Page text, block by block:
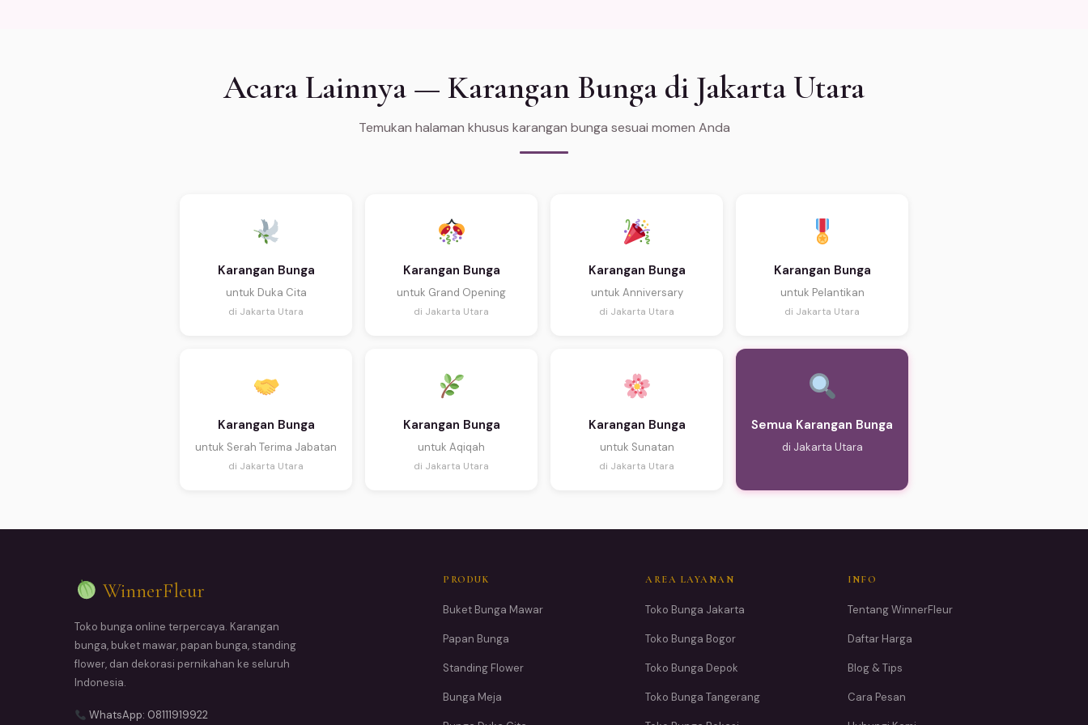
Acara Lainnya — Karangan Bunga di Jakarta Utara
Temukan halaman khusus karangan bunga sesuai momen Anda
Karangan Bunga
untuk Duka Cita
di Jakarta Utara
Karangan Bunga
untuk Grand Opening
di Jakarta Utara
Karangan Bunga
untuk Anniversary
di Jakarta Utara
Karangan Bunga
untuk Pelantikan
di Jakarta Utara
Karangan Bunga
untuk Serah Terima Jabatan
di Jakarta Utara
Karangan Bunga
untuk Aqiqah
di Jakarta Utara
Karangan Bunga
untuk Sunatan
di Jakarta Utara
Semua Karangan Bunga
di Jakarta Utara
WinnerFleur
Toko bunga online terpercaya. Karangan
bunga, buket mawar, papan bunga, standing
flower, dan dekorasi pernikahan ke seluruh
Indonesia.
WhatsApp: 08111919922
PRODUK
Buket Bunga Mawar
Papan Bunga
Standing Flower
Bunga Meja
AREA LAYANAN
Toko Bunga Jakarta
Toko Bunga Bogor
Toko Bunga Depok
Toko Bunga Tangerang
INFO
Tentang WinnerFleur
Daftar Harga
Blog & Tips
Cara Pesan